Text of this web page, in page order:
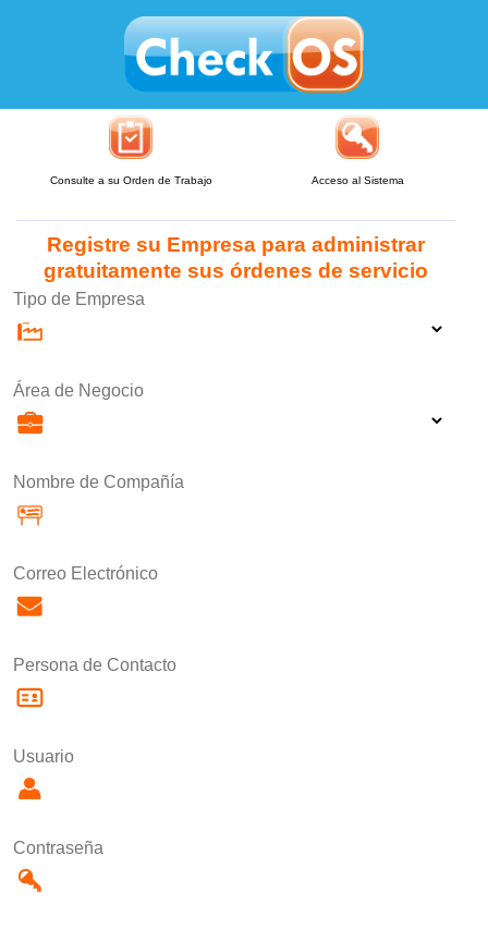
Consulte a su Orden de Trabajo Acceso al Sistema
Registre su Empresa para administrar
gratuitamente sus órdenes de servicio
Tipo de Empresa
Área de Negocio
Nombre de Compañía
Correo Electrónico
Persona de Contacto
Usuario
Contraseña